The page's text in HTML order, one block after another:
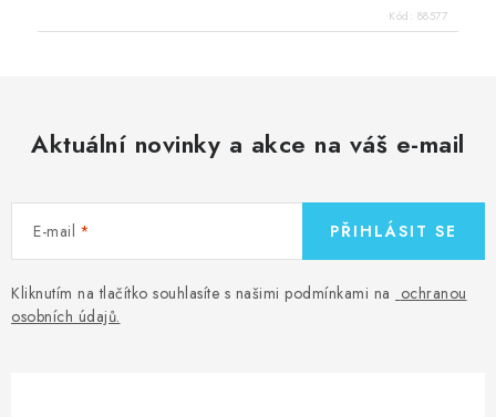
Kód: 88577
Aktuální novinky a akce na váš e-mail
E-mail
Kliknutím na tlačítko souhlasíte s našimi podmínkami na ochranou
osobních údajů.
PŘIHLÁSIT SE